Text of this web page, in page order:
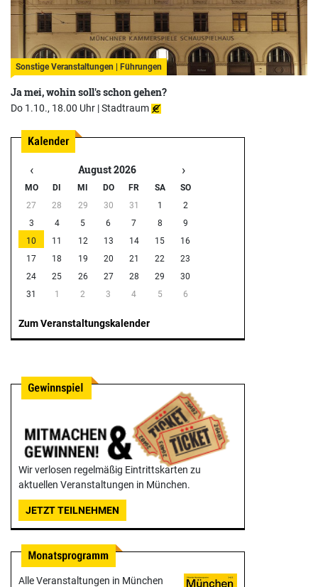
Sonstige Veranstaltungen | Führungen
Ja mei, wohin soll's schon gehen?
Do 1.10., 18.00 Uhr |Stadtraum
‹ August 2026 ›
MO DI MI DO FR SA
SO
27
28 29 30 31 1
2
3
4 5 6 7 8
9
10
11 12 13 14 15
16
17
18 19 20 21 22
23
24
25 26 27 28 29
30
31
1 2 3 4 5 6
Zum Veranstaltungskalender
Wir verlosen regelmäßig Eintrittskarten zu
aktuellen Veranstaltungen in München.
JETZT TEILNEHMEN
Alle Veranstaltungen in München